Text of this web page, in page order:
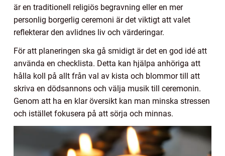
är en traditionell religiös begravning eller en mer
personlig borgerlig ceremoni är det viktigt att valet
reflekterar den avlidnes liv och värderingar.
För att planeringen ska gå smidigt är det en god idé att
använda en checklista. Detta kan hjälpa anhöriga att
hålla koll på allt från val av kista och blommor till att
skriva en dödsannons och välja musik till ceremonin.
Genom att ha en klar översikt kan man minska stressen
och istället fokusera på att sörja och minnas.